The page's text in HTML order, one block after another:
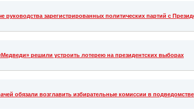
руководства зарегистрированных политических партий с
решили устроить лотерею на президентских выборах
обязали возглавить избирательные комиссии в